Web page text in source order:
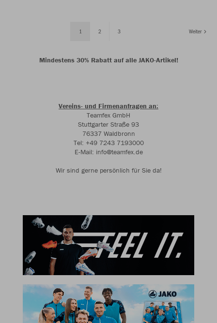
1 2 3 Weiter
Mindestens 30% Rabatt auf alle JAKO-Artikel!
Vereins- und Firmenanfragen an:
Teamfex GmbH
Stuttgarter Straße 93
76337 Waldbronn
Tel: +49 7243 7193000
E-Mail: info@teamfex.de
Wir sind gerne persönlich für Sie da!